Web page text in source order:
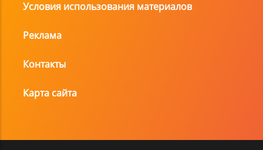
Условия использования материалов
Реклама
Контакты
Карта сайта